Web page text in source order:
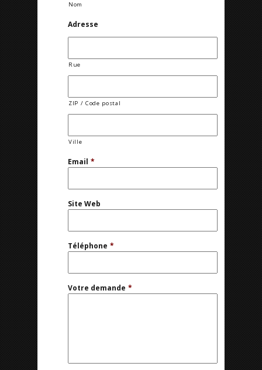
Nom
Adresse
Rue
ZIP / Code postal
Ville
Email *
Site Web
Téléphone *
Votre demande *